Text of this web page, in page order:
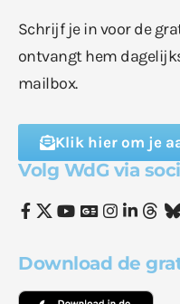
Schrijf je in voor de
ontvangt hem
mailbox.
Klik hier om je
Volg WdG via
Download de